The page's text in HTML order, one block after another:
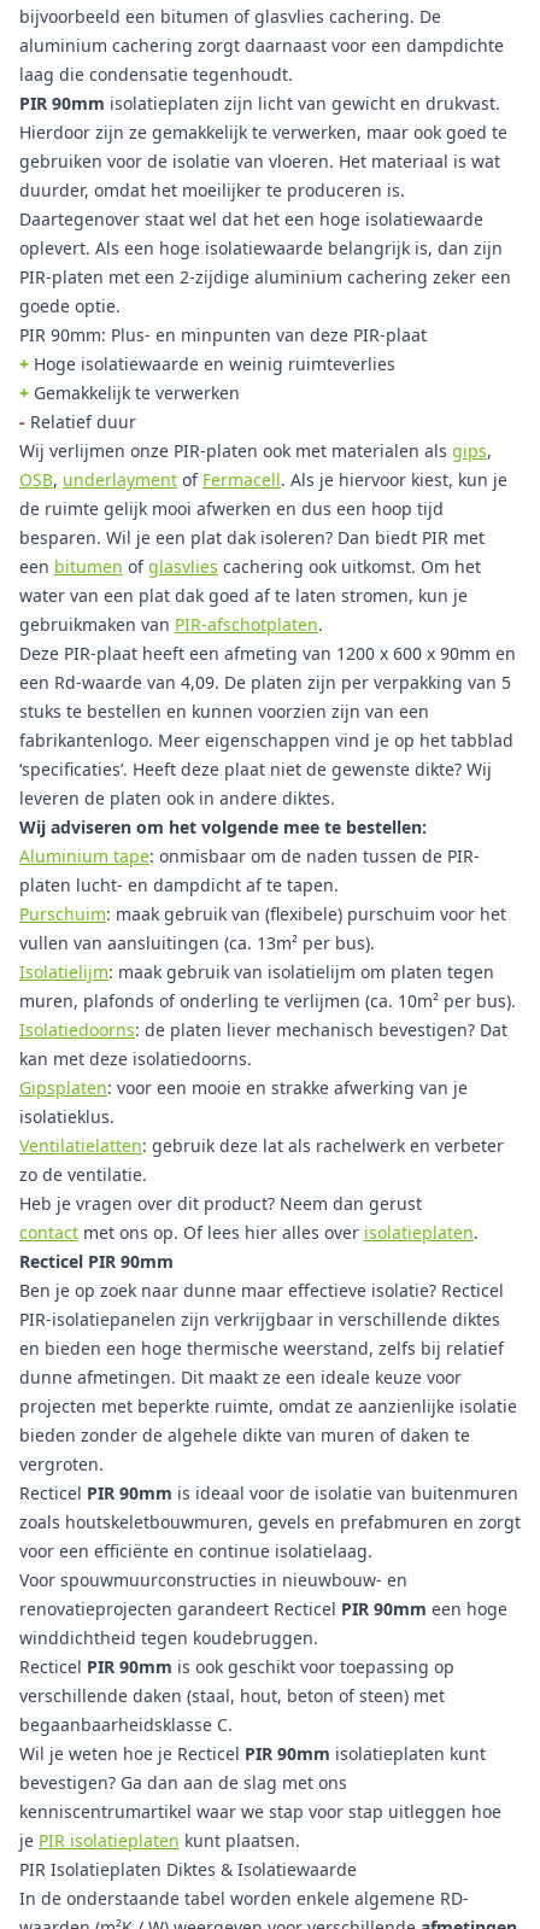
bijvoorbeeld een bitumen of glasvlies cachering. De
aluminium cachering zorgt daarnaast voor een dampdichte
laag die condensatie tegenhoudt.
PIR 90mm isolatieplaten zijn licht van gewicht en drukvast.
Hierdoor zijn ze gemakkelijk te verwerken, maar ook goed te
gebruiken voor de isolatie van vloeren. Het materiaal is wat
duurder, omdat het moeilijker te produceren is.
Daartegenover staat wel dat het een hoge isolatiewaarde
oplevert. Als een hoge isolatiewaarde belangrijk is, dan zijn
PIR-platen met een 2-zijdige aluminium cachering zeker een
goede optie.
PIR 90mm: Plus- en minpunten van deze PIR-plaat
+ Hoge isolatiewaarde en weinig ruimteverlies
+ Gemakkelijk te verwerken
- Relatief duur
Wij verlijmen onze PIR-platen ook met materialen als gips,
OSB, underlayment of Fermacell. Als je hiervoor kiest, kun je
de ruimte gelijk mooi afwerken en dus een hoop tijd
besparen. Wil je een plat dak isoleren? Dan biedt PIR met
een bitumen ofglasvlies cachering ook uitkomst. Om het
water van een plat dak goed af te laten stromen, kun je
gebruikmaken van PIR-afschotplaten.
Deze PIR-plaat heeft een afmeting van 1200 x 600 x 90mm en
een Rd-waarde van 4,09. De platen zijn per verpakking van 5
stuks te bestellen en kunnen voorzien zijn van een
fabrikantenlogo. Meer eigenschappen vind je op het tabblad
‘specificaties’. Heeft deze plaat niet de gewenste dikte? Wij
leveren de platen ook in andere diktes.
Wij adviseren om het volgende mee te bestellen:
Aluminium tape: onmisbaar om de naden tussen de PIR-
platen lucht- en dampdicht af te tapen.
Purschuim: maak gebruik van (flexibele) purschuim voor het
vullen van aansluitingen (ca. 13m² per bus).
Isolatielijm: maak gebruik van isolatielijm om platen tegen
muren, plafonds of onderling te verlijmen (ca. 10m² per bus).
Isolatiedoorns: de platen liever mechanisch bevestigen? Dat
kan met deze isolatiedoorns.
Gipsplaten: voor een mooie en strakke afwerking van je
isolatieklus.
Ventilatielatten: gebruik deze lat als rachelwerk en verbeter
zo de ventilatie.
Heb je vragen over dit product? Neem dan gerust
contact met ons op. Of lees hier alles over isolatieplaten.
Recticel PIR 90mm
Ben je op zoek naar dunne maar effectieve isolatie? Recticel
PIR-isolatiepanelen zijn verkrijgbaar in verschillende diktes
en bieden een hoge thermische weerstand, zelfs bij relatief
dunne afmetingen. Dit maakt ze een ideale keuze voor
projecten met beperkte ruimte, omdat ze aanzienlijke isolatie
bieden zonder de algehele dikte van muren of daken te
vergroten.
Recticel PIR 90mm is ideaal voor de isolatie van buitenmuren
zoals houtskeletbouwmuren, gevels en prefabmuren en zorgt
voor een efficiënte en continue isolatielaag.
Voor spouwmuurconstructies in nieuwbouw- en
renovatieprojecten garandeert Recticel PIR 90mm een hoge
winddichtheid tegen koudebruggen.
Recticel PIR 90mm is ook geschikt voor toepassing op
verschillende daken (staal, hout, beton of steen) met
begaanbaarheidsklasse C.
Wil je weten hoe je Recticel PIR 90mm isolatieplaten kunt
bevestigen? Ga dan aan de slag met ons
kenniscentrumartikel waar we stap voor stap uitleggen hoe
je PIR isolatieplaten kunt plaatsen.
PIR Isolatieplaten Diktes & Isolatiewaarde
In de onderstaande tabel worden enkele algemene RD-